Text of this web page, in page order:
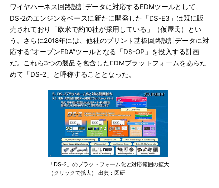
ワイヤハーネス回路設計データに対応するEDMツールとして、
DS-2のエンジンをベースに新たに開発した「DS-E3」は既に販
売されており「欧米で約10社が採用している」（仮屋氏）とい
う。さらに2018年には、他社のプリント基板回路設計データに対
応する“オープンEDA”ツールとなる「DS-OP」を投入する計画
だ。これら3つの製品を包含したEDMプラットフォームをあらた
めて「DS-2」と呼称することとなった。
「DS-2」のプラットフォーム化と対応範囲の拡大
（クリックで拡大） 出典：図研